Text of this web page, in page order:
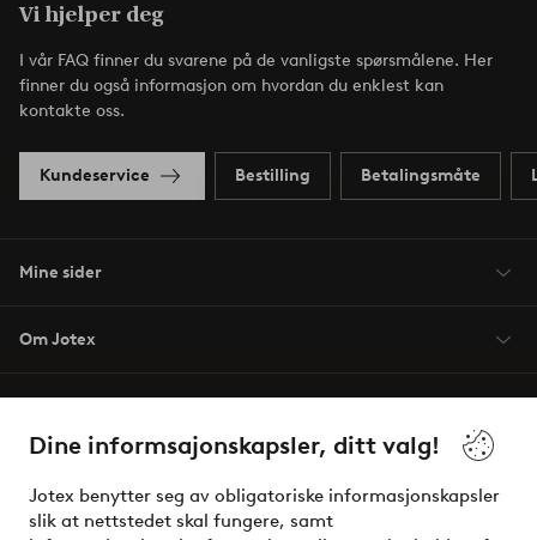
Dine informsajonskapsler, ditt valg!
Jotex benytter seg av obligatoriske informasjonskapsler
slik at nettstedet skal fungere, samt
Vi hjelper deg
I vår FAQ finner du svarene på de vanligste spørsmålene. Her
finner du også informasjon om hvordan du enklest kan
kontakte oss.
Kundeservice Bestilling Betalingsmåte
Mine sider
Om Jotex